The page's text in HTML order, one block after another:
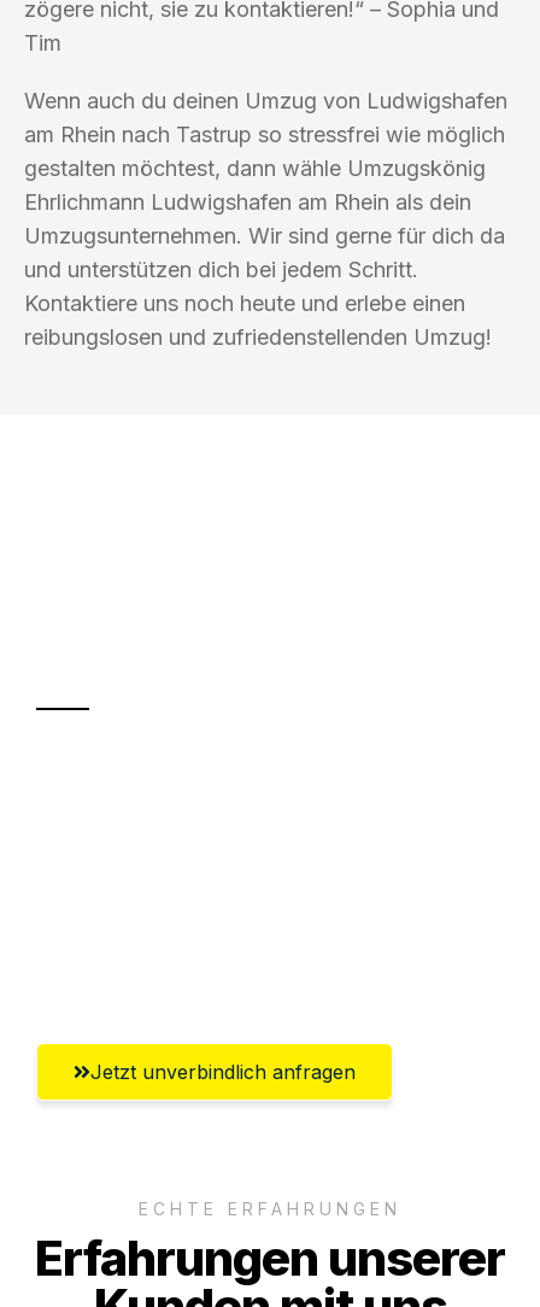
zögere nicht, sie zu kontaktieren!“ – Sophia und
Tim
Wenn auch du deinen Umzug von Ludwigshafen
am Rhein nach Tastrup so stressfrei wie möglich
gestalten möchtest, dann wähle Umzugskönig
Ehrlichmann Ludwigshafen am Rhein als dein
Umzugsunternehmen. Wir sind gerne für dich da
und unterstützen dich bei jedem Schritt.
Kontaktiere uns noch heute und erlebe einen
reibungslosen und zufriedenstellenden Umzug!
Jetzt unverbindlich anfragen
ECHTE ERFAHRUNGEN
Erfahrungen unserer